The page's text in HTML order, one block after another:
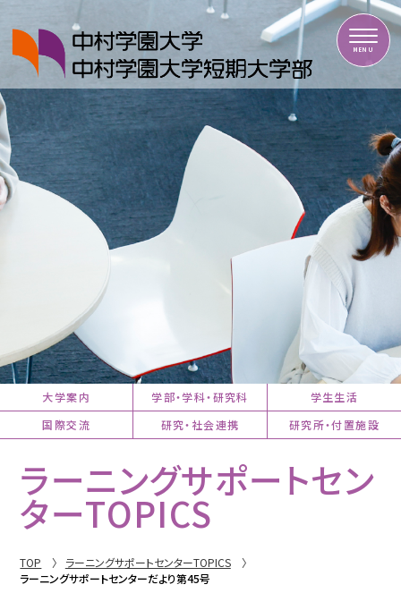
中村学園大学・中村学園大学短期大学部
MENU
大学案内 学部・学科・研究科
学生生活
国際交流
研究・社会連携 研究所・付置施設
ラーニングサポートセン
ターTOPICS
TOP
ラーニングサポートセンターTOPICS
ラーニングサポートセンターだより第45号